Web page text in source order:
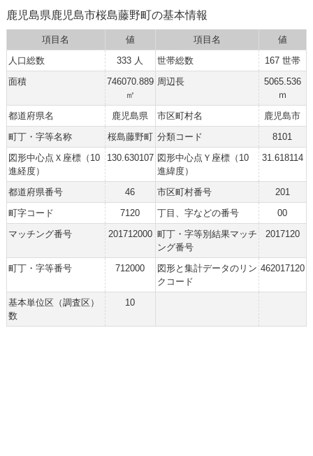
鹿児島県鹿児島市桜島藤野町の基本情報
項目名 値 項目名
値
人口総数
333 人 世帯総数
167 世帯
面積
746070.889
㎡
周辺長
5065.536
ｍ
都道府県名
鹿児島県 市区町村名
鹿児島市
町丁・字等名称
桜島藤野町 分類コード
8101
図形中心点Ｘ座標（10
進経度）
130.630107 図形中心点Ｙ座標（10
進緯度）
31.618114
都道府県番号 46 市区町村番号
201
町字コード
7120 丁目、字などの番号
00
マッチング番号
201712000 町丁・字等別結果マッチ
ング番号
2017120
町丁・字等番号 712000
図形と集計データのリン
クコード
462017120
基本単位区（調査区）
数
10